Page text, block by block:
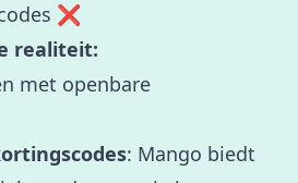
❌
realiteit:
met openbare
: Mango biedt